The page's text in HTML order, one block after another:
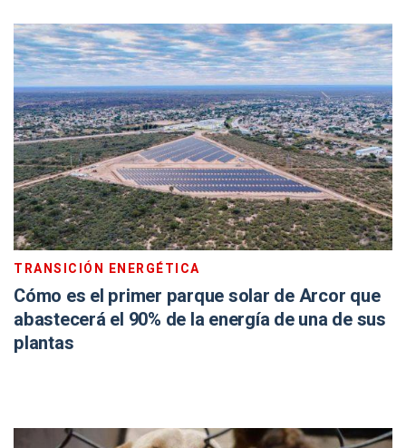
TRANSICIÓN ENERGÉTICA
Cómo es el primer parque solar de Arcor que
abastecerá el 90% de la energía de una de sus
plantas